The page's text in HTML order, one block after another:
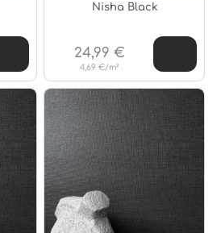
Nisha Black
4,69 €/m²
24,99 €